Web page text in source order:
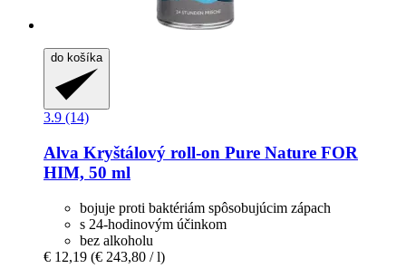
do košíka
3.9 (14)
Alva Kryštálový roll-​on Pure Nature FOR
HIM, 50 ml
bojuje proti baktériám spôsobujúcim zápach
s 24-hodinovým účinkom
bez alkoholu
€ 12,19 (€ 243,80 / l)